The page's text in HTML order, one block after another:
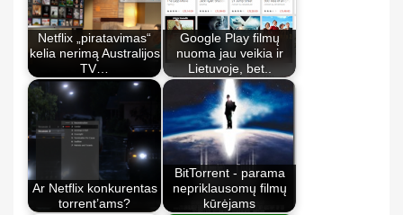
Netflix „piratavimas“
kelia nerimą Australijos
TV…
Google Play filmų
nuoma jau veikia ir
Lietuvoje, bet..
Ar Netflix konkurentas
torrent’ams?
BitTorrent - parama
nepriklausomų filmų
kūrėjams